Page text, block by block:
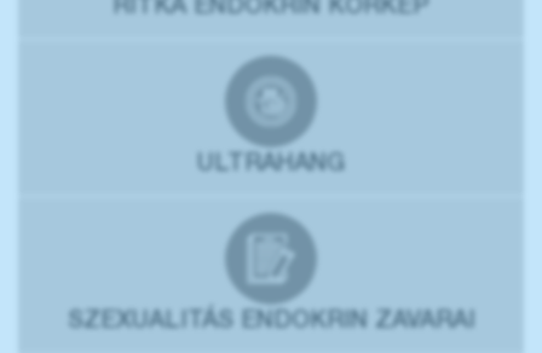
RITKA ENDOKRIN KÓRKÉP
ULTRAHANG
SZEXUALITÁS ENDOKRIN ZAVARAI